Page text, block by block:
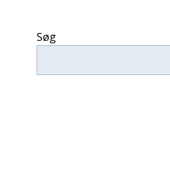
Søg